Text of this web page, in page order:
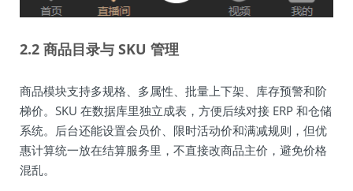
2.2 商品目录与 SKU 管理
商品模块支持多规格、多属性、批量上下架、库存预警和阶
梯价。SKU 在数据库里独立成表，方便后续对接 ERP 和仓储
系统。后台还能设置会员价、限时活动价和满减规则，但优
惠计算统一放在结算服务里，不直接改商品主价，避免价格
混乱。